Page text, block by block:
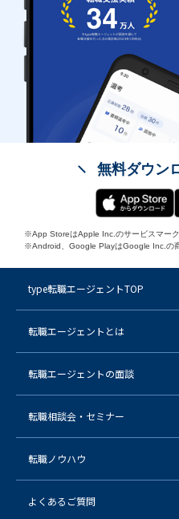
無料ダウン
※App StoreはApple Inc.のサービスマーク
※Android、Google PlayはGoogle Inc.の
type転職エージェントTOP
転職エージェントとは
転職エージェントの面談
転職相談会・セミナー
転職ノウハウ
よくあるご質問